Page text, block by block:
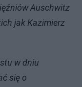
Auschwitz
jak Kazimierz
w dniu
się o